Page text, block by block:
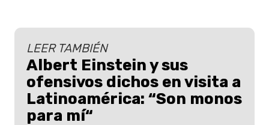
LEER TAMBIÉN
Albert Einstein y sus
ofensivos dichos en visita a
Latinoamérica: “Son monos
para mí“